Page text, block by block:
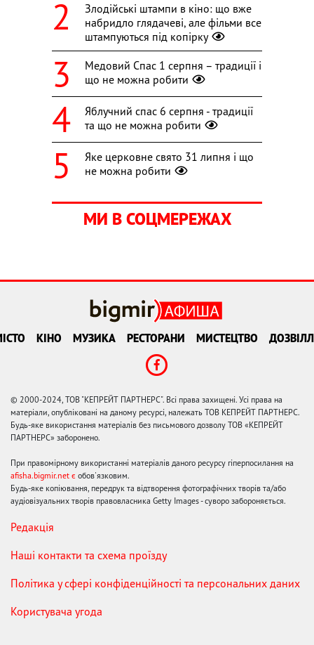
Злодійські штампи в кіно: що вже
набридло глядачеві, але фільми все
штампуються під копірку
Медовий Спас 1 серпня – традиції і
що не можна робити
Яблучний спас 6 серпня - традиції
та що не можна робити
Яке церковне свято 31 липня і що
не можна робити
МИ В СОЦМЕРЕЖАХ
КІНО МУЗИКА РЕСТОРАНИ МИСТЕЦТВО
© 2000-2024, ТОВ "КЕПРЕЙТ ПАРТНЕРС". Всі права захищені. Усі права на
матеріали, опубліковані на даному ресурсі, належать ТОВ КЕПРЕЙТ ПАРТНЕРС.
Будь-яке використання матеріалів без письмового дозволу ТОВ «КЕПРЕЙТ
ПАРТНЕРС» заборонено.
При правомірному використанні матеріалів даного ресурсу гіперпосилання на
afisha.bigmir.net є обов'язковим.
Будь-яке копіювання, передрук та відтворення фотографічних творів та/або
аудіовізуальних творів правовласника Getty Images - суворо забороняється.
Редакція
Наші контакти та схема проїзду
Політика у сфері конфіденційності та персональних даних
Користувача угода